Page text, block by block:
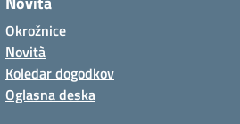
Okrožnice
Novità
Koledar dogodkov
Oglasna deska